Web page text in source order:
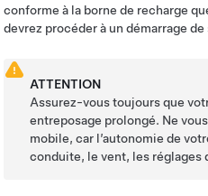
conforme à la borne de recharge
devrez procéder à un démarrage
ATTENTION
Assurez-vous toujours que
entreposage prolongé. Ne
mobile, car l’autonomie de
conduite, le vent, les